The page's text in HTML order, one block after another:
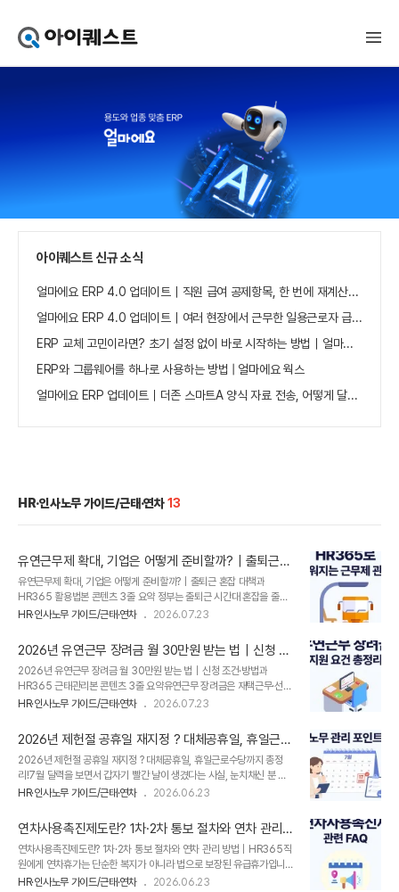
퀘
얼
마
가
기
아이퀘스트 신규 소식
얼마에요 ERP 4.0 업데이트｜직원 급여 공제항목, 한 번에 재계산하세요
얼마에요 ERP 4.0 업데이트｜여러 현장에서 근무한 일용근로자 급여, 현장별로 선택 수집하세요
ERP 교체 고민이라면? 초기 설정 없이 바로 시작하는 방법｜얼마에요 ERP
ERP와 그룹웨어를 하나로 사용하는 방법 | 얼마에요 웍스
얼마에요 ERP 업데이트｜더존 스마트A 양식 자료 전송, 어떻게 달라졌나요?
HR·인사노무 가이드/근태·연차13
유연근무제 확대, 기업은 어떻게 준비할까?｜출퇴근
혼잡 대책과 HR365 활용법
유연근무제 확대, 기업은 어떻게 준비할까?｜출퇴근 혼잡 대책과
HR365 활용법본 콘텐츠 3줄 요약 정부는 출퇴근 시간대 혼잡을 줄이
기 위해 시차출퇴근·재택근무 등 유연근무 활성화를 주요 대책으로 추진
스케줄, 초과근무, 휴가 내역을 체계적으로 관리할 수 있어야 합니
다.HR365는 다양한 근무 형태의 설정부터 출퇴근 기록, 근무 스케줄,
근태 데이터 관리까지 하나의 시스템에서 지원합니다. 출퇴근 혼잡 완화
정책, 기업 근무 방식도 달라집니다2026년 4월 정부는 출퇴근 시간대
대중교통 혼잡 완화를 위해‘출퇴근 대중교통 혼잡완화 종합대책’을 발표
유연근무 활성화에 있습니다..
HR·인사노무 가이드/근태·연차 2026.07.23
2026년 유연근무 장려금 월 30만원 받는 법｜신청 조
건·방법과 HR365 근태관리
2026년 유연근무 장려금 월 30만원 받는 법｜신청 조건·방법과
HR365 근태관리본 콘텐츠 3줄 요약유연근무 장려금은 재택근무·선택
근무 또는 육아기 시차출퇴근제를 운영하는 사업주에게 근로자 1인당 연
재택·원격·선택근무를 활용하면 지원금이 2배로 확대돼 1인당 최대 720
만 원까지 받을 수 있습니다.지원을 받으려면 근로계약서 변경, 주
35~40시간 근무, 전자·기계적 방식의 출퇴근 기록 등 신청 요건을 충
족해야 합니다.1. 유연근무제란?유연근무제는 기존의 9 to 6 근무 방식
에서 벗어나 근로자가 근무 시간·장소·형태를 유연하게 조정할 수 있도록
제(선택근무제)일정..
HR·인사노무 가이드/근태·연차 2026.07.23
2026년 제헌절 공휴일 재지정 ? 대체공휴일, 휴일근로
수당까지 총정리!
2026년 제헌절 공휴일 재지정 ? 대체공휴일, 휴일근로수당까지 총정
리!7월 달력을 보면서 갑자기 빨간 날이 생겼다는 사실, 눈치채신 분 계
신가요?​맞습니다. 18년 만에 제헌절이 공휴일로 돌아왔습니다. ​제헌절
입니다. 하지만 그동안 공휴일은 아니었기 때문에, 큰 의미 없이 지나쳤
던 분들도 많으셨을 텐데요. ​제헌절이 공휴일로 재지정되면서 대체공휴
일 적용 여부, 휴일근로 수당 계산, 급여 반영 방식까지 함께 궁금해하는
분들이 늘고 있습니다. ​이번 글에서는 2026년 제헌절 공휴일 재지정과
함께 꼭 알아야 할 노무·급여 관리 포인트를 정리해드리겠습니다. ​
HR·인사노무 가이드/근태·연차 2026.06.23
연차사용촉진제도란? 1차·2차 통보 절차와 연차 관리
방법｜HR365
연차사용촉진제도란? 1차·2차 통보 절차와 연차 관리 방법｜HR365직
원에게 연차휴가는 단순한 복지가 아니라 법으로 보장된 유급휴가입니
다. ​사업주 입장에서도 연차 관리는 중요합니다. 직원별 연차 발생일수,
HR·인사노무 가이드/근태·연차 2026.06.23